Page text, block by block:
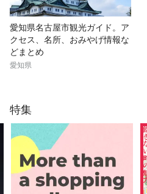
愛知県名古屋市観光ガイド。ア
クセス、名所、おみやげ情報な
どまとめ
愛知県
特集